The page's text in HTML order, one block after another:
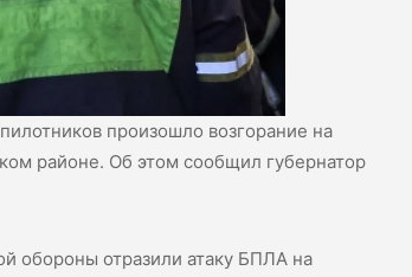
произошло возгорание на
районе. Об этом сообщил губернатор
обороны отразили атаку БПЛА на